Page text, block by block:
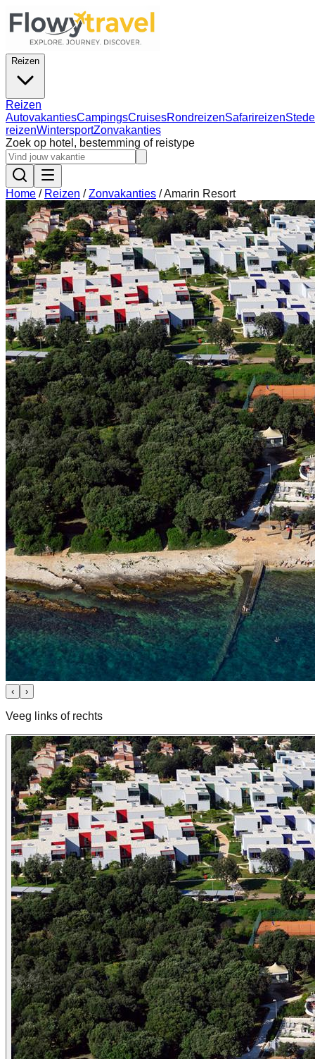
Reizen
Reizen
AutovakantiesCampingsCruisesRondreizenSafarireizen
reizenWintersportZonvakanties
Zoek op hotel, bestemming of reistype
Home / Reizen /Zonvakanties /Amarin Resort
‹ ›
Veeg links of rechts